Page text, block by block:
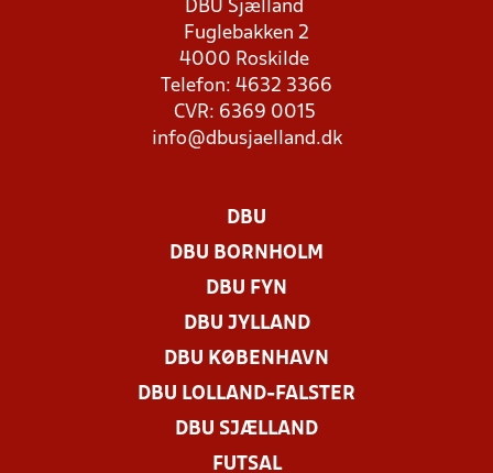
DBU Sjælland
Fuglebakken 2
4000 Roskilde
Telefon: 4632 3366
CVR: 6369 0015
info@dbusjaelland.dk
DBU
DBU BORNHOLM
DBU FYN
DBU JYLLAND
DBU KØBENHAVN
DBU LOLLAND-FALSTER
DBU SJÆLLAND
FUTSAL